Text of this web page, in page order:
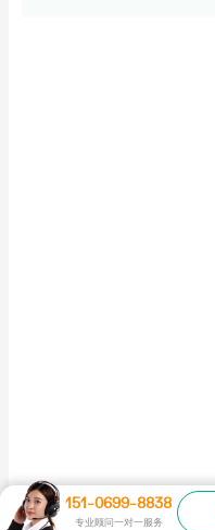
151-0699-8838
专业顾问一对一服务